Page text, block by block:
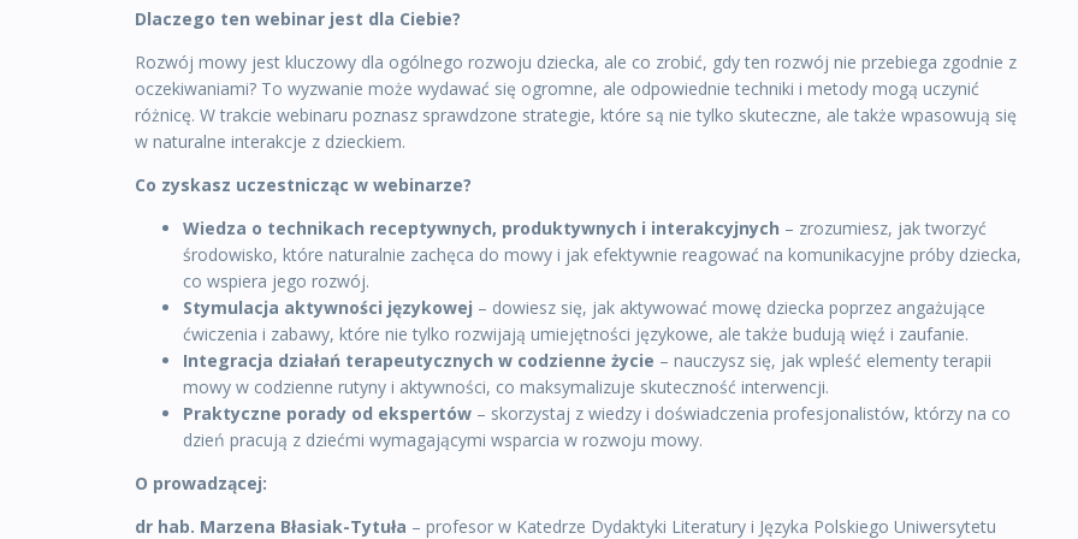
Dlaczego ten webinar jest dla Ciebie?
Rozwój mowy jest kluczowy dla ogólnego rozwoju dziecka, ale co zrobić, gdy ten rozwój nie przebiega zgodnie z
oczekiwaniami? To wyzwanie może wydawać się ogromne, ale odpowiednie techniki i metody mogą uczynić
różnicę. W trakcie webinaru poznasz sprawdzone strategie, które są nie tylko skuteczne, ale także wpasowują się
w naturalne interakcje z dzieckiem.
Co zyskasz uczestnicząc w webinarze?
Wiedza o technikach receptywnych, produktywnych i interakcyjnych – zrozumiesz, jak tworzyć
środowisko, które naturalnie zachęca do mowy i jak efektywnie reagować na komunikacyjne próby dziecka,
co wspiera jego rozwój.
Stymulacja aktywności językowej – dowiesz się, jak aktywować mowę dziecka poprzez angażujące
ćwiczenia i zabawy, które nie tylko rozwijają umiejętności językowe, ale także budują więź i zaufanie.
Integracja działań terapeutycznych w codzienne życie – nauczysz się, jak wpleść elementy terapii
mowy w codzienne rutyny i aktywności, co maksymalizuje skuteczność interwencji.
Praktyczne porady od ekspertów – skorzystaj z wiedzy i doświadczenia profesjonalistów, którzy na co
dzień pracują z dziećmi wymagającymi wsparcia w rozwoju mowy.
O prowadzącej:
dr hab. Marzena Błasiak-Tytuła – profesor w Katedrze Dydaktyki Literatury i Języka Polskiego Uniwersytetu